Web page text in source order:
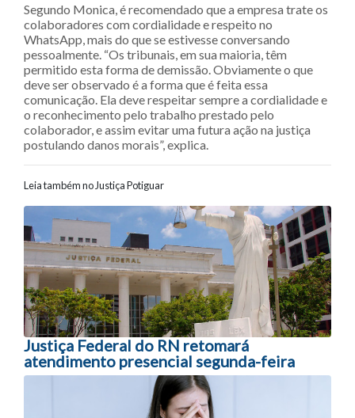
Segundo Monica, é recomendado que a empresa trate os
colaboradores com cordialidade e respeito no
WhatsApp, mais do que se estivesse conversando
pessoalmente. “Os tribunais, em sua maioria, têm
permitido esta forma de demissão. Obviamente o que
deve ser observado é a forma que é feita essa
comunicação. Ela deve respeitar sempre a cordialidade e
o reconhecimento pelo trabalho prestado pelo
colaborador, e assim evitar uma futura ação na justiça
postulando danos morais”, explica.
Leia também no Justiça Potiguar
Navegação entre posts
Justiça Federal do RN retomará
atendimento presencial segunda-feira